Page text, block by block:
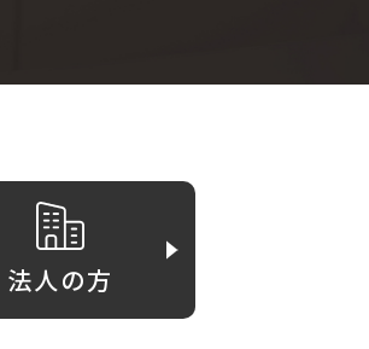
法人の方